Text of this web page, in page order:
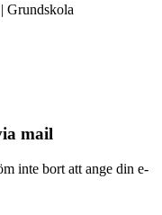
Grundskola
mail
inte bort att ange din e-